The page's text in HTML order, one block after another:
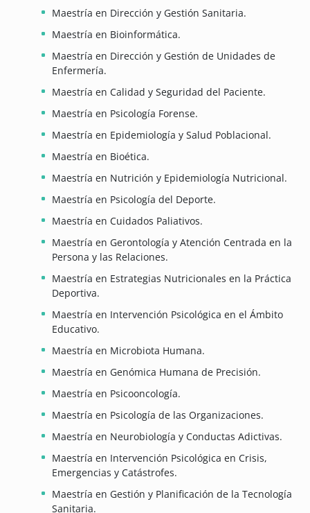
Maestría en Dirección y Gestión Sanitaria.
Maestría en Bioinformática.
Maestría en Dirección y Gestión de Unidades de
Enfermería.
Maestría en Calidad y Seguridad del Paciente.
Maestría en Psicología Forense.
Maestría en Epidemiología y Salud Poblacional.
Maestría en Bioética.
Maestría en Nutrición y Epidemiología Nutricional.
Maestría en Psicología del Deporte.
Maestría en Cuidados Paliativos.
Maestría en Gerontología y Atención Centrada en la
Persona y las Relaciones.
Maestría en Estrategias Nutricionales en la Práctica
Deportiva.
Maestría en Intervención Psicológica en el Ámbito
Educativo.
Maestría en Microbiota Humana.
Maestría en Genómica Humana de Precisión.
Maestría en Psicooncología.
Maestría en Psicología de las Organizaciones.
Maestría en Neurobiología y Conductas Adictivas.
Maestría en Intervención Psicológica en Crisis,
Emergencias y Catástrofes.
Maestría en Gestión y Planificación de la Tecnología
Sanitaria.